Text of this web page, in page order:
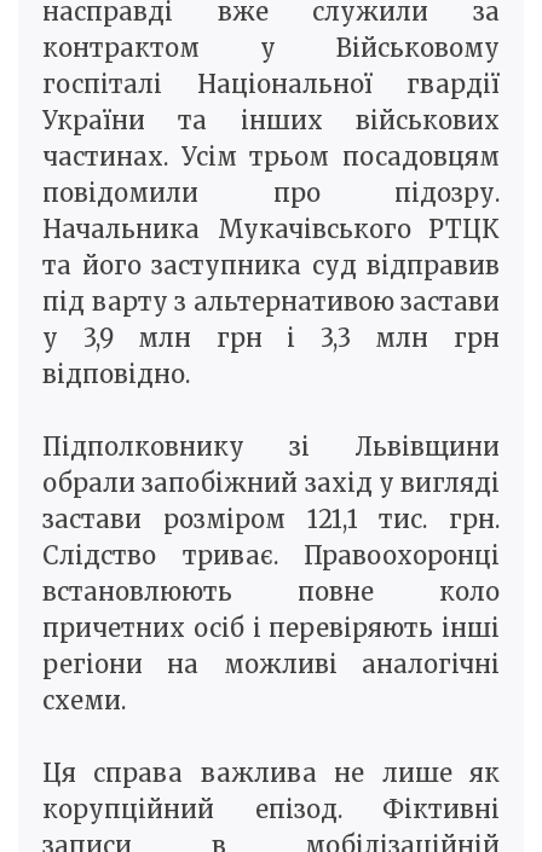
насправді вже служили за
контрактом у Військовому
госпіталі Національної гвардії
України та інших військових
частинах. Усім трьом посадовцям
повідомили про підозру.
Начальника Мукачівського РТЦК
та його заступника суд відправив
під варту з альтернативою застави
у 3,9 млн грн і 3,3 млн грн
відповідно.
Підполковнику зі Львівщини
обрали запобіжний захід у вигляді
застави розміром 121,1 тис. грн.
Слідство триває. Правоохоронці
встановлюють повне коло
причетних осіб і перевіряють інші
регіони на можливі аналогічні
схеми.
Ця справа важлива не лише як
корупційний епізод. Фіктивні
записи в мобілізаційній